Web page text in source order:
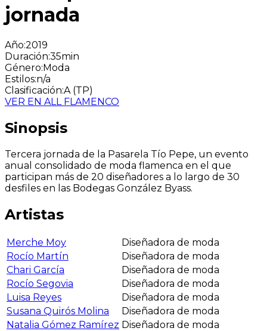
jornada
Año:2019
Duración:35min
Género:Moda
Estilos:n/a
Clasificación:A (TP)
VER EN ALL FLAMENCO
Sinopsis
Tercera jornada de la Pasarela Tío Pepe, un evento
anual consolidado de moda flamenca en el que
participan más de 20 diseñadores a lo largo de 30
desfiles en las Bodegas González Byass.
Artistas
Merche Moy
Diseñadora de moda
Rocío Martín
Diseñadora de moda
Chari García
Diseñadora de moda
Rocío Segovia
Diseñadora de moda
Luisa Reyes
Diseñadora de moda
Susana Quirós Molina
Diseñadora de moda
Natalia Gómez Ramírez Diseñadora de moda